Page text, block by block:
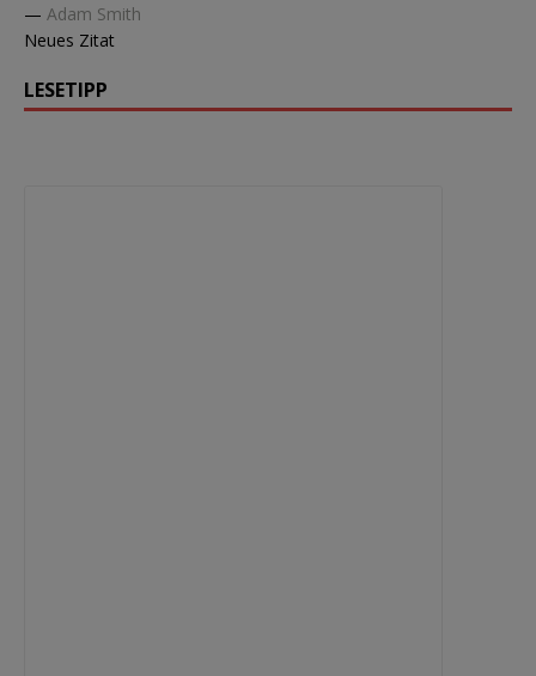
— Adam Smith
Neues Zitat
LESETIPP